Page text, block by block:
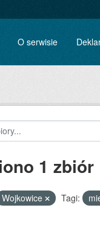
O serwisie
1 zbiór
Wojkowice Tagi: